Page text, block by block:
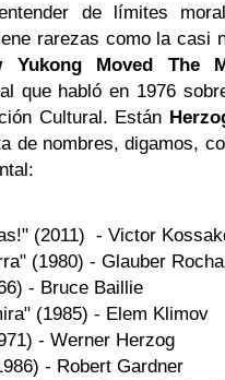
de límites
rarezas como la casi
Yukong Moved The
que habló en 1976
Cultural. Están
de nombres, digamos,
(2011) - Victor
(1980) - Glauber Rocha
- Bruce Baillie
(1985) - Elem Klimov
- Werner Herzog
- Robert Gardner